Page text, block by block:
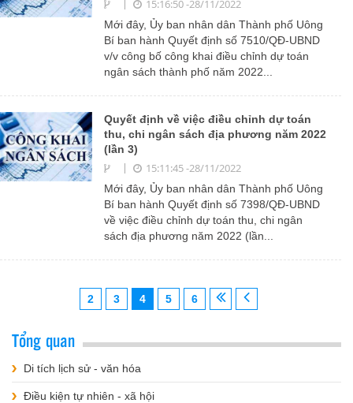
15:16:50 -28/11/2022
Mới đây, Ủy ban nhân dân Thành phố Uông
Bí ban hành Quyết định số 7510/QĐ-UBND
v/v công bố công khai điều chỉnh dự toán
ngân sách thành phố năm 2022...
Quyết định về việc điều chỉnh dự toán
thu, chi ngân sách địa phương năm 2022
(lần 3)
15:11:45 -28/11/2022
Mới đây, Ủy ban nhân dân Thành phố Uông
Bí ban hành Quyết định số 7398/QĐ-UBND
về việc điều chỉnh dự toán thu, chi ngân
sách địa phương năm 2022 (lần...
2 3 4 5 6
Tổng quan
Di tích lịch sử - văn hóa
Điều kiện tự nhiên - xã hội